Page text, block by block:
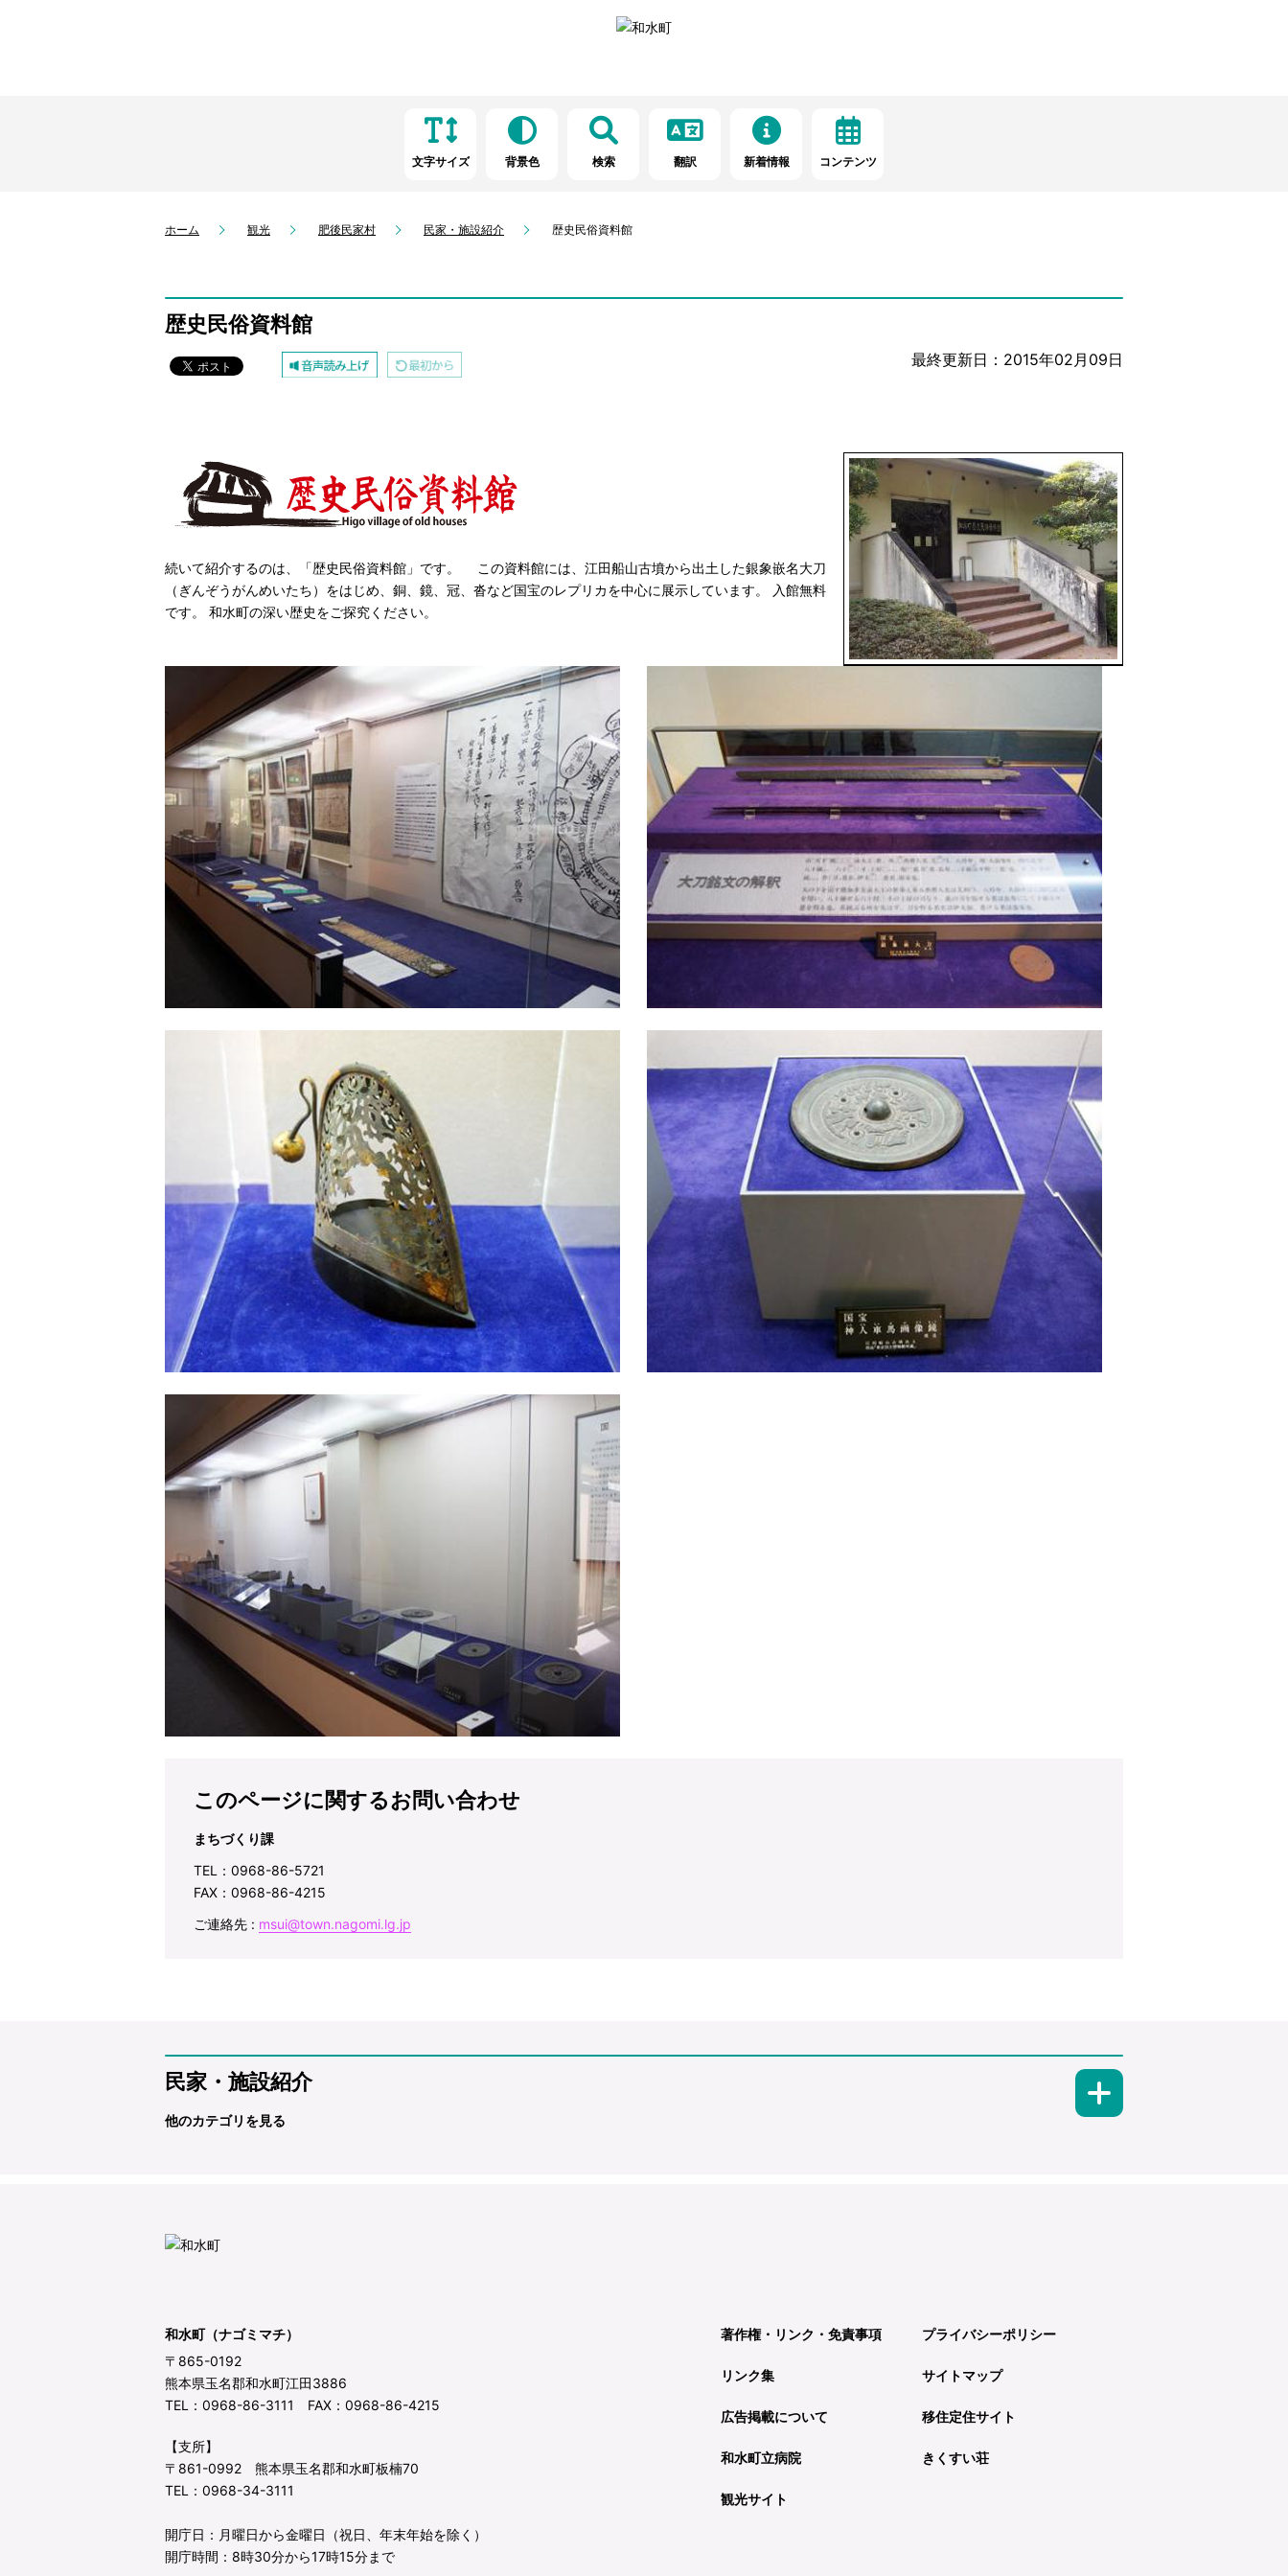
文字サイズ 背景色 検索 翻訳 新着情報 コンテンツ
ホーム 観光 肥後民家村 民家・施設紹介 歴史民俗資料館
歴史民俗資料館
最終更新日：2015年02月09日
続いて紹介するのは、「歴史民俗資料館」です。 この資料館には、江田船山古墳から出土した銀象嵌名大刀
（ぎんぞうがんめいたち）をはじめ、銅、鏡、冠、沓など国宝のレプリカを中心に展示しています。 入館無料
です。 和水町の深い歴史をご探究ください。
このページに関するお問い合わせ
まちづくり課
TEL：0968-86-5721
FAX：0968-86-4215
ご連絡先 : msui@town.nagomi.lg.jp
民家・施設紹介
他のカテゴリを見る
和水町（ナゴミマチ）
〒865-0192
熊本県玉名郡和水町江田3886
TEL：0968-86-3111 FAX：0968-86-4215
【支所】
〒861-0992 熊本県玉名郡和水町板楠70
TEL：0968-34-3111
開庁日：月曜日から金曜日（祝日、年末年始を除く）
開庁時間：8時30分から17時15分まで
著作権・リンク・免責事項 プライバシーポリシー
リンク集 サイトマップ
広告掲載について 移住定住サイト
和水町立病院 きくすい荘
観光サイト